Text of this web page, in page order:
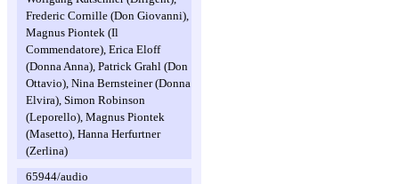
Frederic Cornille (Don Giovanni),
Magnus Piontek (Il
Commendatore), Erica Eloff
(Donna Anna), Patrick Grahl (Don
Ottavio), Nina Bernsteiner (Donna
Elvira), Simon Robinson
(Leporello), Magnus Piontek
(Masetto), Hanna Herfurtner
(Zerlina)
65944/audio